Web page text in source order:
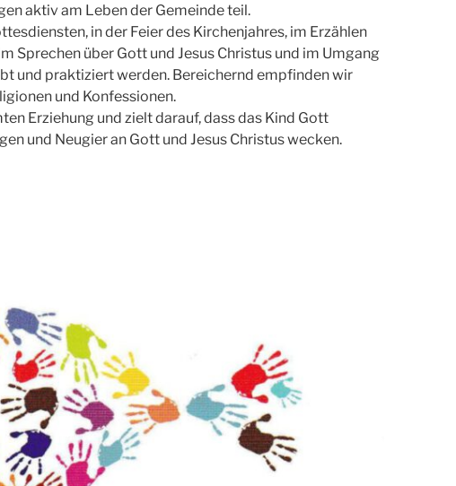
aktiv am Leben der Gemeinde teil.
in der Feier des Kirchenjahres, im Erzählen
Sprechen über Gott und Jesus Christus und im Umgang
und praktiziert werden. Bereichernd empfinden wir
und Konfessionen.
Erziehung und zielt darauf, dass das Kind Gott
und Neugier an Gott und Jesus Christus wecken.